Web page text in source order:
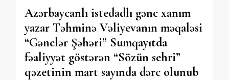
Azərbaycanlı istedadlı gənc xanım
yazar Təhminə Vəliyevanın məqaləsi
“Gənclər Şəhəri” Sumqayıtda
fəaliyyət göstərən “Sözün sehri”
qəzetinin mart sayında dərc olunub